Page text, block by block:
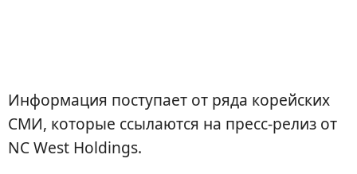
Информация поступает от ряда корейских
СМИ, которые ссылаются на пресс-релиз от
NC West Holdings.